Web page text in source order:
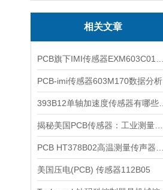
相关文章
PCB-imi传感器603M170数据分析
美国压电(PCB) 传感器112B05